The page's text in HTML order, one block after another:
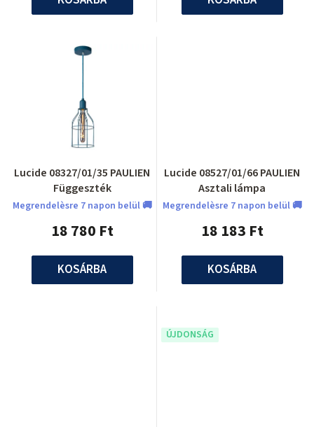
Lucide 08327/01/35 PAULIEN
Függeszték
Megrendelèsre 7 napon belül 🚚
18 780 Ft
KOSÁRBA
Lucide 08527/01/66 PAULIEN
Asztali lámpa
Megrendelèsre 7 napon belül 🚚
18 183 Ft
KOSÁRBA
ÚJDONSÁG